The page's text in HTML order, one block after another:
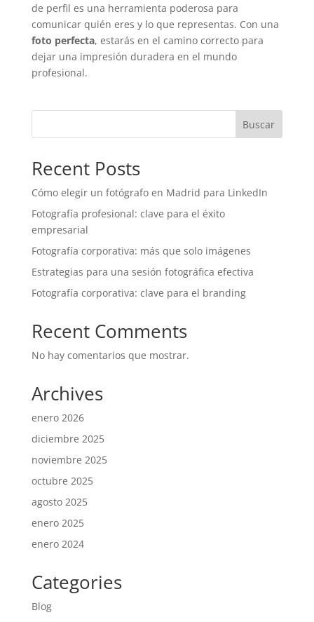
de perfil es una herramienta poderosa para
comunicar quién eres y lo que representas. Con una
foto perfecta, estarás en el camino correcto para
dejar una impresión duradera en el mundo
profesional.
Buscar
Recent Posts
Cómo elegir un fotógrafo en Madrid para LinkedIn
Fotografía profesional: clave para el éxito
empresarial
Fotografía corporativa: más que solo imágenes
Estrategias para una sesión fotográfica efectiva
Fotografía corporativa: clave para el branding
Recent Comments
No hay comentarios que mostrar.
Archives
enero 2026
diciembre 2025
noviembre 2025
octubre 2025
agosto 2025
enero 2025
enero 2024
Categories
Blog